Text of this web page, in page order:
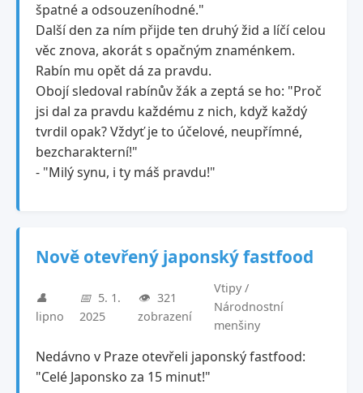
špatné a odsouzeníhodné."
Další den za ním přijde ten druhý žid a líčí celou
věc znova, akorát s opačným znaménkem.
Rabín mu opět dá za pravdu.
Obojí sledoval rabínův žák a zeptá se ho: "Proč
jsi dal za pravdu každému z nich, když každý
tvrdil opak? Vždyť je to účelové, neupřímné,
bezcharakterní!"
- "Milý synu, i ty máš pravdu!"
Nově otevřený japonský fastfood
👤
lipno
📅 5. 1.
2025
👁️ 321
zobrazení
Vtipy /
Národnostní
menšiny
Nedávno v Praze otevřeli japonský fastfood:
"Celé Japonsko za 15 minut!"